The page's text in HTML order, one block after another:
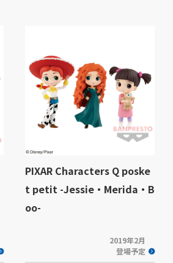
PIXAR Characters Q poske
t petit -Jessie・Merida・B
oo-
2019年2月
登場予定